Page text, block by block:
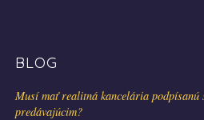
BLOG
Musí mať realitná kancelária podpísanú
predávajúcim?